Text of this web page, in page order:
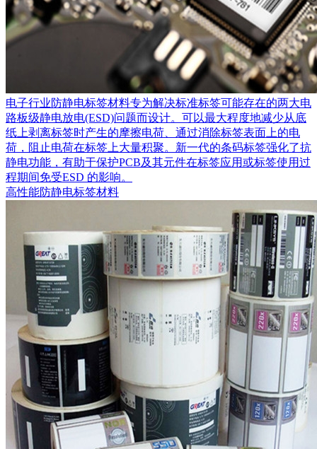
电子行业防静电标签材料专为解决标准标签可能存在的两大电
路板级静电放电(ESD)问题而设计。可以最大程度地减少从底
纸上剥离标签时产生的摩擦电荷、通过消除标签表面上的电
荷，阻止电荷在标签上大量积聚。新一代的条码标签强化了抗
静电功能，有助于保护PCB及其元件在标签应用或标签使用过
程期间免受ESD 的影响。
高性能防静电标签材料